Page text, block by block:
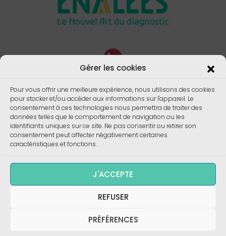
Gérer les cookies
Pour vous offrir une meilleure expérience, nous utilisons des cookies
pour stocker et/ou accéder aux informations sur l'appareil. Le
consentement à ces technologies nous permettra de traiter des
données telles que le comportement de navigation ou les
identifiants uniques sur ce site. Ne pas consentir ou retirer son
consentement peut affecter négativement certaines
caractéristiques et fonctions.
J'ACCEPTE
REFUSER
PRÉFÉRENCES
Enalees 2023 – Réalisation/